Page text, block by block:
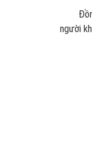
Đồng
người